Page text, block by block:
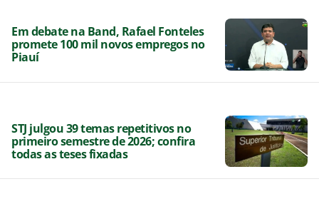
Em debate na Band, Rafael Fonteles
promete 100 mil novos empregos no
Piauí
STJ julgou 39 temas repetitivos no
primeiro semestre de 2026; confira
todas as teses fixadas